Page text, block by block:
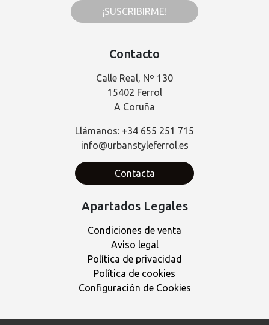
¡SUSCRIBIRME!
Contacto
Calle Real, Nº 130
15402 Ferrol
A Coruña
Llámanos: +34 655 251 715
info@urbanstyleferrol.es
Contacta
Apartados Legales
Condiciones de venta
Aviso legal
Política de privacidad
Política de cookies
Configuración de Cookies